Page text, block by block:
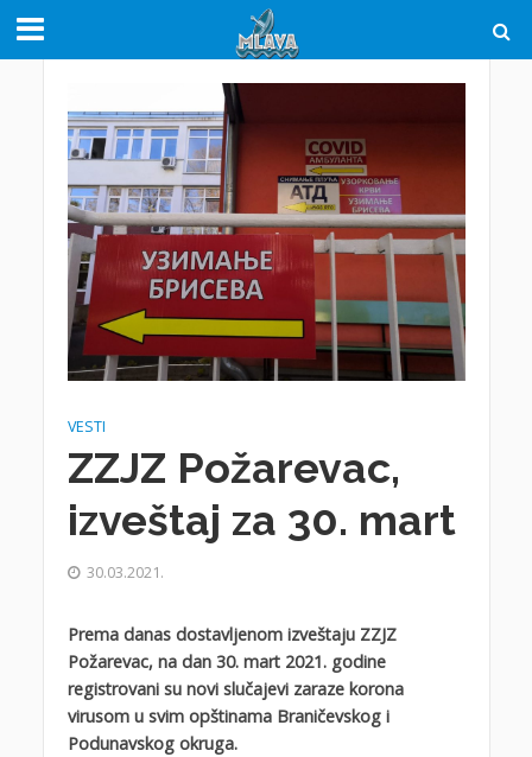
VESTI
ZZJZ Požarevac,
izveštaj za 30. mart
30.03.2021.
Prema danas dostavljenom izveštaju ZZJZ
Požarevac, na dan 30. mart 2021. godine
registrovani su novi slučajevi zaraze korona
virusom u svim opštinama Braničevskog i
Podunavskog okruga.